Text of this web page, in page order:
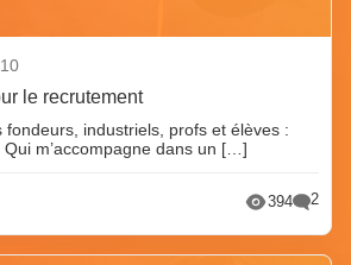
le recrutement
fondeurs, industriels, profs et élèves :
m’accompagne dans un […]
394 2